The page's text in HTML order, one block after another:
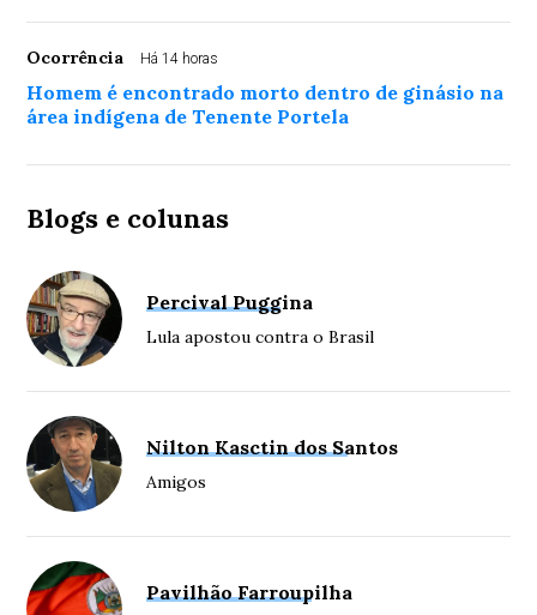
Ocorrência Há 14 horas
Homem é encontrado morto dentro de ginásio na
área indígena de Tenente Portela
Blogs e colunas
Percival Puggina
Lula apostou contra o Brasil
Nilton Kasctin dos Santos
Amigos
Pavilhão Farroupilha